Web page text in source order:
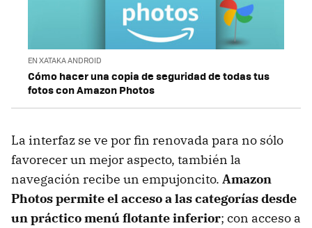
EN XATAKA ANDROID
Cómo hacer una copia de seguridad de todas tus
fotos con Amazon Photos
La interfaz se ve por fin renovada para no sólo
favorecer un mejor aspecto, también la
navegación recibe un empujoncito. Amazon
Photos permite el acceso a las categorías desde
un práctico menú flotante inferior; con acceso a